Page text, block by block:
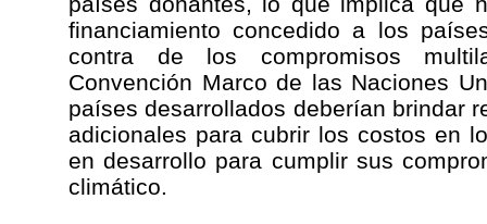
financiamiento concedido a los
contra de los compromisos
Convención Marco de las Naciones
países desarrollados deberían brindar
adicionales para cubrir los costos en
en desarrollo para cumplir sus
climático.